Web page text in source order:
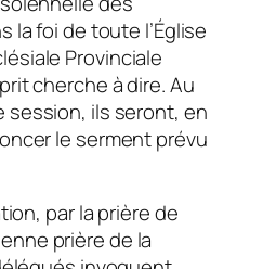
la foi de toute l’Église
Provinciale
cherche à dire. Au
session, ils seront, en
le serment prévu
par la prière de
prière de la